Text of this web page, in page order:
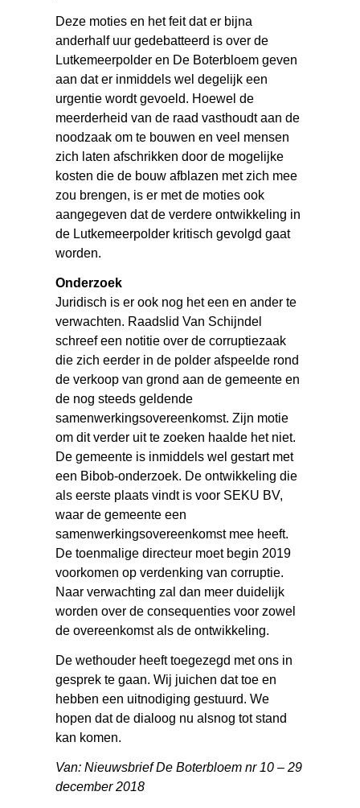
Deze moties en het feit dat er bijna
anderhalf uur gedebatteerd is over de
Lutkemeerpolder en De Boterbloem geven
aan dat er inmiddels wel degelijk een
urgentie wordt gevoeld. Hoewel de
meerderheid van de raad vasthoudt aan de
noodzaak om te bouwen en veel mensen
zich laten afschrikken door de mogelijke
kosten die de bouw afblazen met zich mee
zou brengen, is er met de moties ook
aangegeven dat de verdere ontwikkeling in
de Lutkemeerpolder kritisch gevolgd gaat
worden.
Onderzoek
Juridisch is er ook nog het een en ander te
verwachten. Raadslid Van Schijndel
schreef een notitie over de corruptiezaak
die zich eerder in de polder afspeelde rond
de verkoop van grond aan de gemeente en
de nog steeds geldende
samenwerkingsovereenkomst. Zijn motie
om dit verder uit te zoeken haalde het niet.
De gemeente is inmiddels wel gestart met
een Bibob-onderzoek. De ontwikkeling die
als eerste plaats vindt is voor SEKU BV,
waar de gemeente een
samenwerkingsovereenkomst mee heeft.
De toenmalige directeur moet begin 2019
voorkomen op verdenking van corruptie.
Naar verwachting zal dan meer duidelijk
worden over de consequenties voor zowel
de overeenkomst als de ontwikkeling.
De wethouder heeft toegezegd met ons in
gesprek te gaan. Wij juichen dat toe en
hebben een uitnodiging gestuurd. We
hopen dat de dialoog nu alsnog tot stand
kan komen.
Van: Nieuwsbrief De Boterbloem nr 10 – 29
december 2018